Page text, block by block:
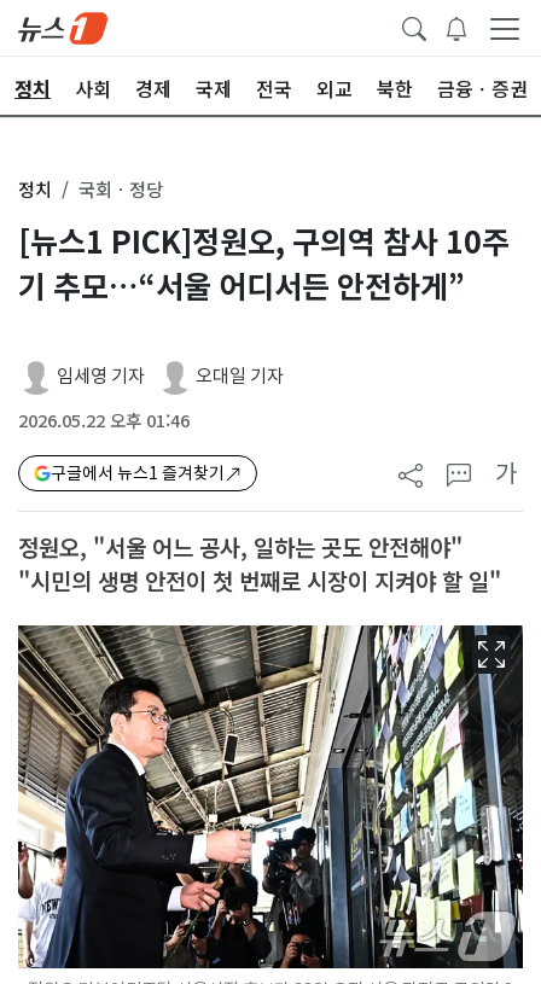
정치 사회 경제 국제 전국 외교 북한 금융ㆍ증권
정치 국회ㆍ정당
[뉴스1 PICK]정원오, 구의역 참사 10주
기 추모…“서울 어디서든 안전하게”
임세영 기자 오대일 기자
2026.05.22 오후 01:46
구글에서 뉴스1 즐겨찾기 가
정원오, "서울 어느 공사, 일하는 곳도 안전해야"
"시민의 생명 안전이 첫 번째로 시장이 지켜야 할 일"